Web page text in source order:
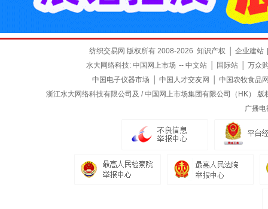
纺织交易网 版权所有 2008-2026 知识产权 企业建站
水大网络科技: 中国网上市场 -- 中文站 国际站
万众
中国电子仪器市场
中国人才交友网
中国农牧食品
浙江水大网络科技有限公司及 / 中国网上市场集团有限公司（HK）
广播